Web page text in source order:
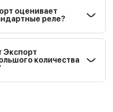
оценивает
реле?
Экспорт
количества